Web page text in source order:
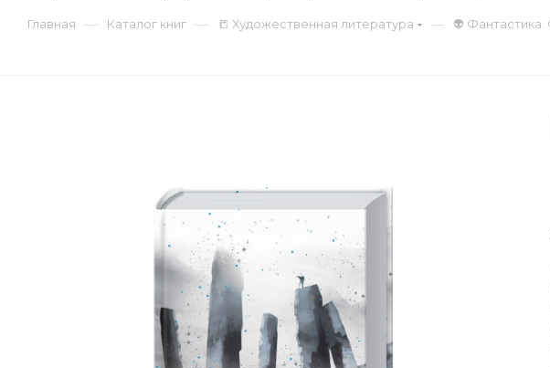
Главная — Каталог книг — 📒 Художественная литература — 👽